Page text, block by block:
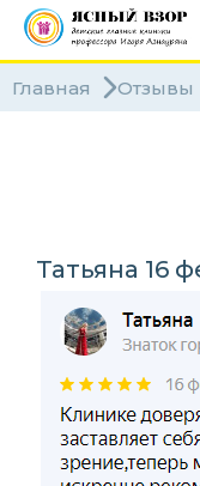
Главная Отзывы
Татьяна 16